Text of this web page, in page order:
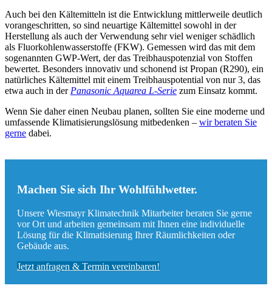
Auch bei den Kältemitteln ist die Entwicklung mittlerweile deutlich
vorangeschritten, so sind neuartige Kältemittel sowohl in der
Herstellung als auch der Verwendung sehr viel weniger schädlich
als Fluorkohlenwasserstoffe (FKW). Gemessen wird das mit dem
sogenannten GWP-Wert, der das Treibhauspotenzial von Stoffen
bewertet. Besonders innovativ und schonend ist Propan (R290), ein
natürliches Kältemittel mit einem Treibhauspotential von nur 3, das
etwa auch in der Panasonic Aquarea L-Serie zum Einsatz kommt.
Wenn Sie daher einen Neubau planen, sollten Sie eine moderne und
umfassende Klimatisierungslösung mitbedenken – wir beraten Sie
gerne dabei.
Machen Sie sich Ihr Wohlfühlwetter.
Unsere Wiesmayr Klimatechnik Mitarbeiter beraten Sie gerne
vor Ort und arbeiten gemeinsam mit Ihnen eine individuelle
Lösung für die Klimatisierung Ihrer Räumlichkeiten oder
Gebäude aus.
Jetzt anfragen & Termin vereinbaren!